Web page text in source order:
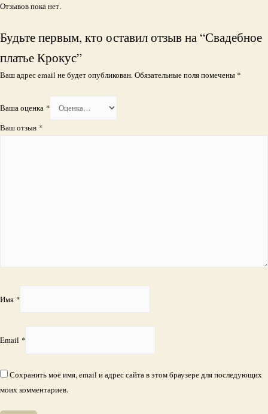
Отзывов пока нет.
Будьте первым, кто оставил отзыв на “Свадебное
платье Крокус”
Ваш адрес email не будет опубликован.Обязательные поля помечены *
Ваша оценка *
Ваш отзыв *
Имя *
Email *
Сохранить моё имя, email и адрес сайта в этом браузере для последующих
моих комментариев.